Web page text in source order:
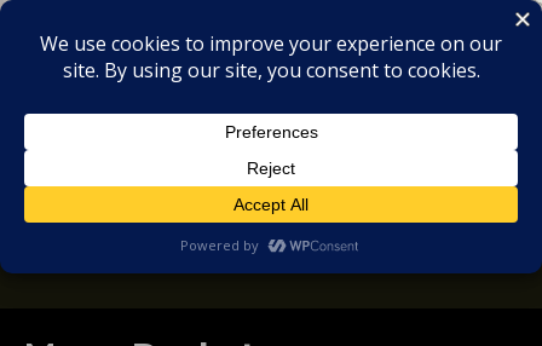
MIX
COLLECTORS
SOULFUL, DEEP HOUSE & GARAGE - MUSIC